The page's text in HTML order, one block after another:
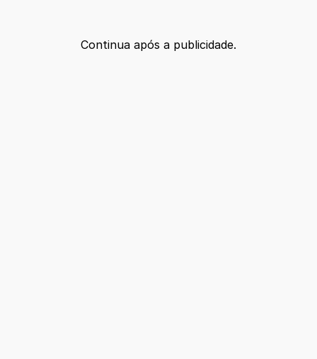
Continua após a publicidade.